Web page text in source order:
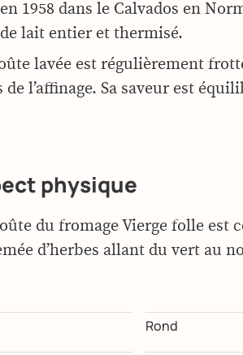
1958 dans le Calvados en
lait entier et thermisé.
lavée est régulièrement
de l’affinage. Sa saveur est
physique
du fromage Vierge folle est
d’herbes allant du vert au
Rond